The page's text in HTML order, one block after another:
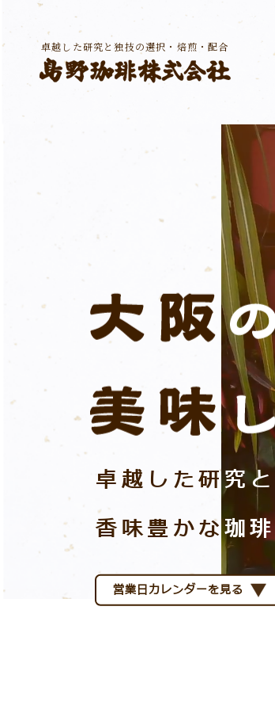
卓越した研究と独技の選択・焙煎・配合
卓越した研究
⾹味豊かな珈
営業日カレンダーを見る